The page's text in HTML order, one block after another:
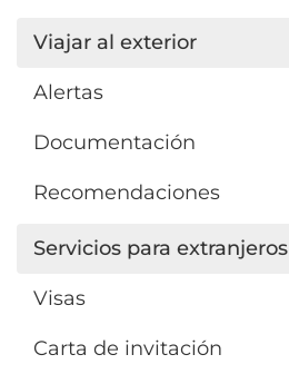
Viajar al exterior
Alertas
Documentación
Recomendaciones
Servicios para extranjeros
Visas
Carta de invitación